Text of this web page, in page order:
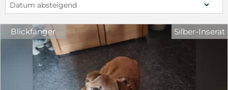
Datum absteigend
Blickfänger Silber-Inserat